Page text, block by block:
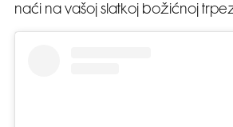
naći na vašoj slatkoj božićnoj